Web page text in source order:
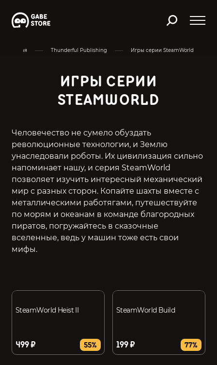
Главная Thunderful Publishing Игры серии SteamWorld
ИГРЫ СЕРИИ
STEAMWORLD
Человечество не сумело обуздать
революционные технологии, и Землю
унаследовали роботы. Их цивилизация сильно
напоминает нашу, и серия SteamWorld
позволяет изучить интересный механический
мир с разных сторон. Копайте шахты вместе с
металлическими работягами, путешествуйте
по морям и океанам в команде благородных
пиратов, погружайтесь в сказочные
вселенные, ведь у машин тоже есть свои
мифы.
SteamWorld Heist II
499 ₽ 55%
SteamWorld Build
199 ₽ 77%